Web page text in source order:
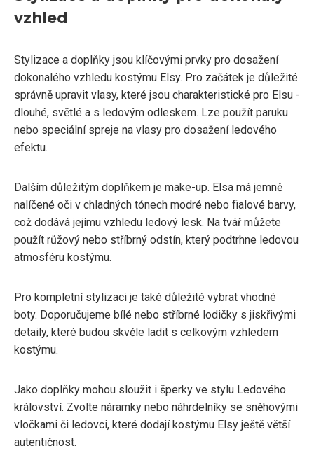
vzhled
Stylizace a doplňky jsou klíčovými prvky pro dosažení
dokonalého vzhledu kostýmu Elsy. Pro začátek je důležité
správně upravit vlasy, které jsou charakteristické pro Elsu -
dlouhé, světlé a s ledovým odleskem. Lze použít paruku
nebo speciální spreje na vlasy pro dosažení ledového
efektu.
Dalším důležitým doplňkem je make-up. Elsa má jemně
nalíčené oči v chladných tónech modré nebo fialové barvy,
což dodává jejímu vzhledu ledový lesk. Na tvář můžete
použít růžový nebo stříbrný odstín, který podtrhne ledovou
atmosféru kostýmu.
Pro kompletní stylizaci je také důležité vybrat vhodné
boty. Doporučujeme bílé nebo stříbrné lodičky s jiskřivými
detaily, které budou skvěle ladit s celkovým vzhledem
kostýmu.
Jako doplňky mohou sloužit i šperky ve stylu Ledového
království. Zvolte náramky nebo náhrdelníky se sněhovými
vločkami či ledovci, které dodají kostýmu Elsy ještě větší
autentičnost.